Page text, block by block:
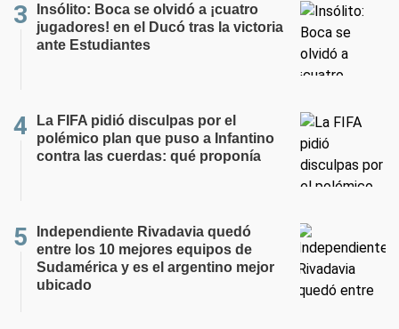
Insólito: Boca se olvidó a ¡cuatro
jugadores! en el Ducó tras la victoria
ante Estudiantes
La FIFA pidió disculpas por el
polémico plan que puso a Infantino
contra las cuerdas: qué proponía
Independiente Rivadavia quedó
entre los 10 mejores equipos de
Sudamérica y es el argentino mejor
ubicado